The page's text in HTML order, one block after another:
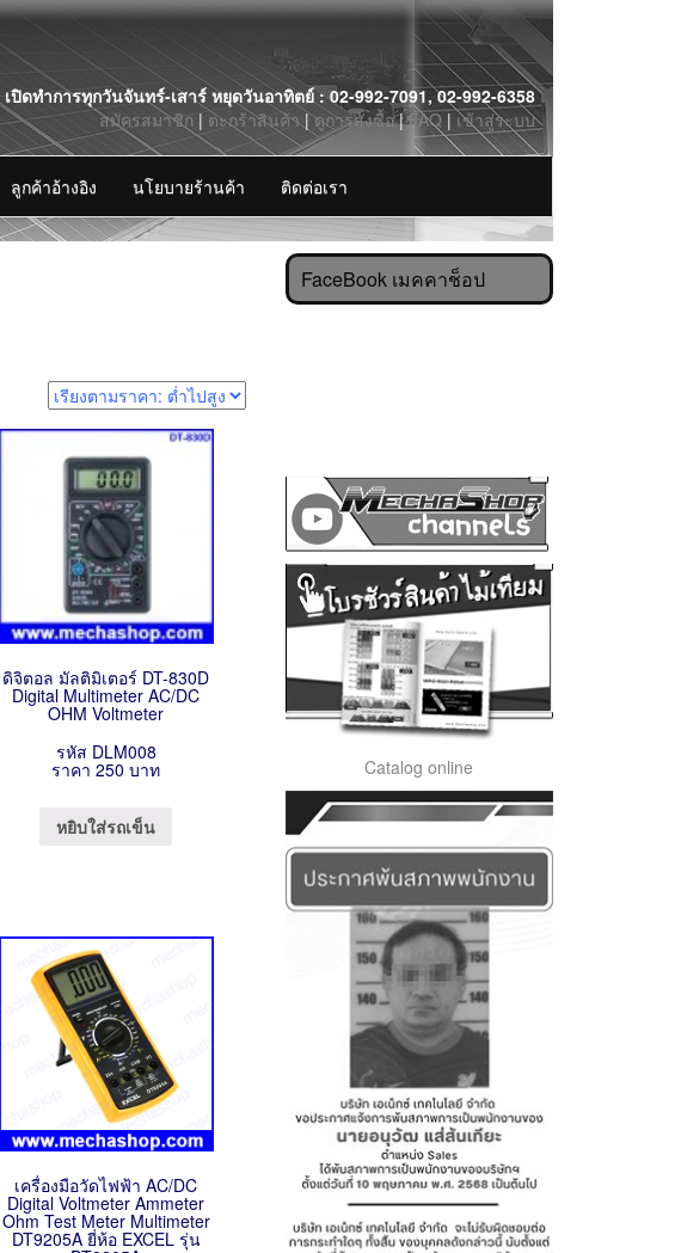
เปิดทำการทุกวันจันทร์-เสาร์ หยุดวันอาทิตย์ : 02-992-7091, 02-992-6358
สมัครสมาชิก | ตะกร้าสินค้า|ดูการสั่งซื้อ|FAQ | เข้าสู่ระบบ
ลูกค้าอ้างอิง นโยบายร้านค้า ติดต่อเรา
ดิจิตอล มัลติมิเตอร์ DT-830D
Digital Multimeter AC/DC
OHM Voltmeter
รหัส DLM008
ราคา 250 บาท
หยิบใส่รถเข็น
เครื่องมือวัดไฟฟ้า AC/DC
Digital Voltmeter Ammeter
Ohm Test Meter Multimeter
DT9205A ยี่ห้อ EXCEL รุ่น
FaceBook เมคคาช็อป
Catalog online